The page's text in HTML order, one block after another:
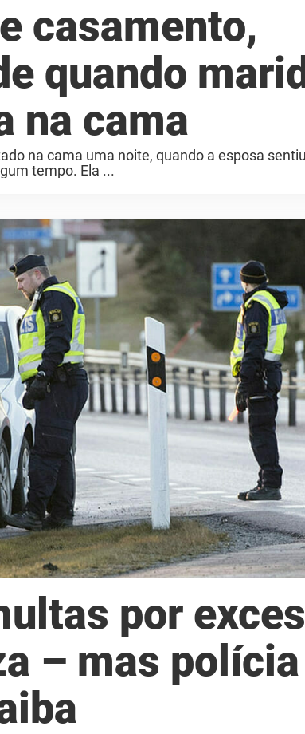
casamento,
quando
na cama
na cama uma noite, quando a esposa
tempo. Ela ...
por
– mas polícia